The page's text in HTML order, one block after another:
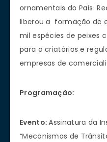
ornamentais do País.
liberou a formação de
mil espécies de peixes
para a criatórios e
empresas de
Programação:
Evento:Assinatura da
“Mecanismos de